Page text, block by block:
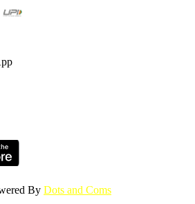
By Dots and Coms